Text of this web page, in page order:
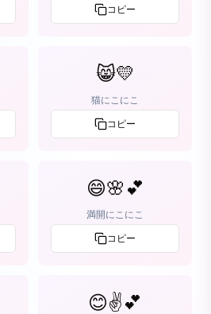
コピー
😸💛
猫にこにこ
コピー
😄🌸💕
満開にこにこ
コピー
😊✌️💕